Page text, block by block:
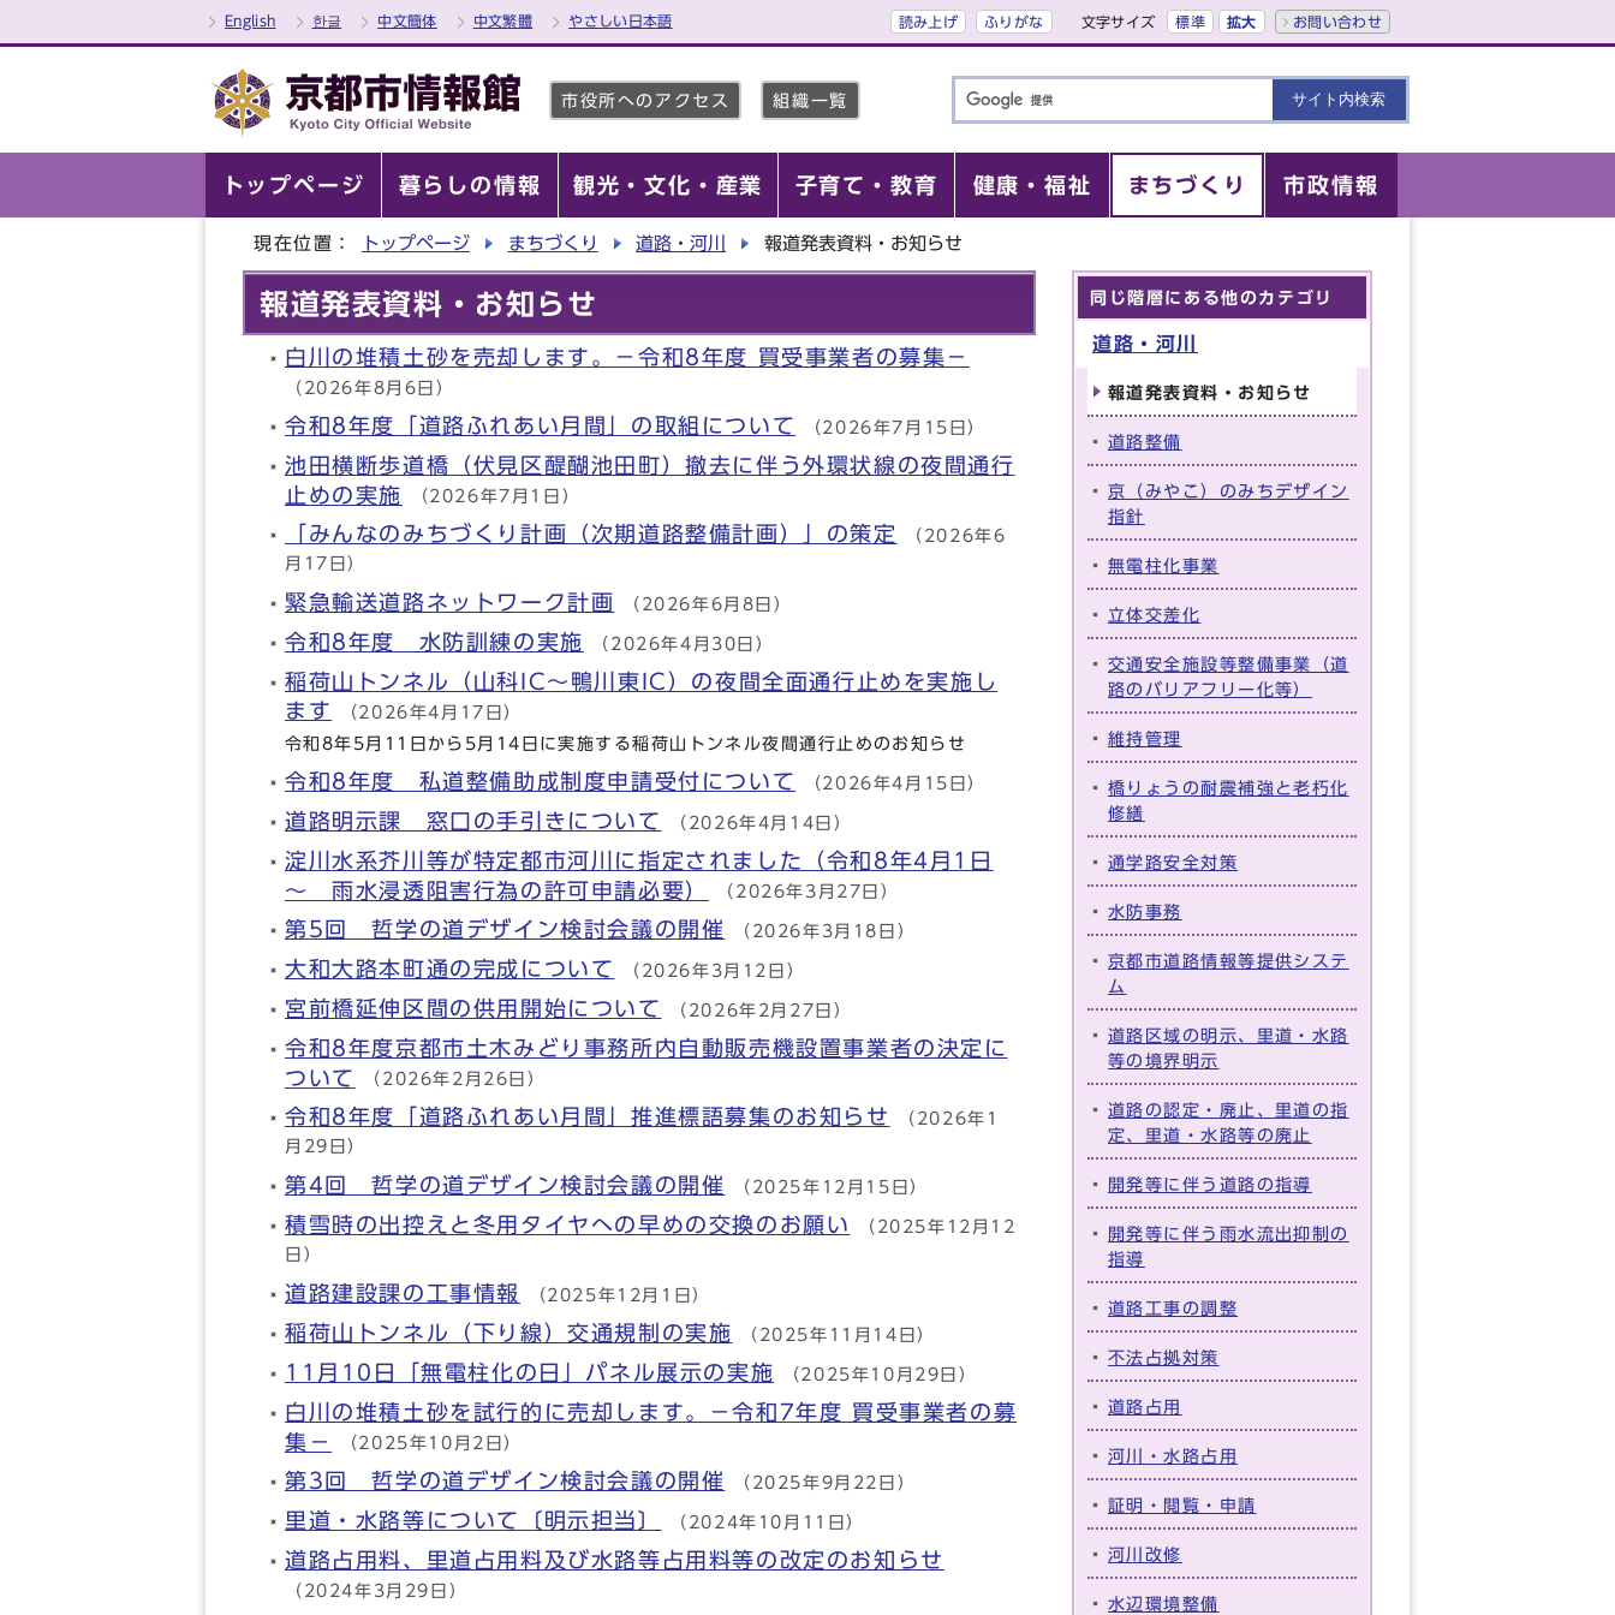
English 한글 中文簡体 中文繁體 やさしい日本語 読み上げ ふりがな 文字サイズ 標準 拡大 お問い合わせ
市役所へのアクセス 組織一覧
トップページ 暮らしの情報 観光・文化・産業 子育て・教育 健康・福祉 まちづくり 市政情報
現在位置： トップページ まちづくり 道路・河川 報道発表資料・お知らせ
報道発表資料・お知らせ
白川の堆積土砂を売却します。－令和8年度 買受事業者の募集－
（2026年8月6日）
令和8年度「道路ふれあい月間」の取組について （2026年7月15日）
池田横断歩道橋（伏見区醍醐池田町）撤去に伴う外環状線の夜間通行
止めの実施 （2026年7月1日）
「みんなのみちづくり計画（次期道路整備計画）」の策定 （2026年6
月17日）
緊急輸送道路ネットワーク計画 （2026年6月8日）
令和8年度 水防訓練の実施 （2026年4月30日）
稲荷山トンネル（山科IC～鴨川東IC）の夜間全面通行止めを実施し
ます
（2026年4月17日）
令和8年5月11日から5月14日に実施する稲荷山トンネル夜間通行止めのお知らせ
令和8年度 私道整備助成制度申請受付について （2026年4月15日）
道路明示課 窓口の手引きについて （2026年4月14日）
淀川水系芥川等が特定都市河川に指定されました（令和8年4月1日
～ 雨水浸透阻害行為の許可申請必要） （2026年3月27日）
第5回 哲学の道デザイン検討会議の開催 （2026年3月18日）
大和大路本町通の完成について （2026年3月12日）
宮前橋延伸区間の供用開始について （2026年2月27日）
令和8年度京都市土木みどり事務所内自動販売機設置事業者の決定に
ついて （2026年2月26日）
令和8年度「道路ふれあい月間」推進標語募集のお知らせ （2026年1
月29日）
第4回 哲学の道デザイン検討会議の開催 （2025年12月15日）
積雪時の出控えと冬用タイヤへの早めの交換のお願い （2025年12月12
日）
道路建設課の工事情報 （2025年12月1日）
稲荷山トンネル（下り線）交通規制の実施 （2025年11月14日）
11月10日「無電柱化の日」パネル展示の実施 （2025年10月29日）
白川の堆積土砂を試行的に売却します。－令和7年度 買受事業者の募
集－ （2025年10月2日）
第3回 哲学の道デザイン検討会議の開催 （2025年9月22日）
里道・水路等について〔明示担当〕 （2024年10月11日）
道路占用料、里道占用料及び水路等占用料等の改定のお知らせ
（2024年3月29日）
同じ階層にある他のカテゴリ
道路・河川
報道発表資料・お知らせ
道路整備
京（みやこ）のみちデザイン
指針
無電柱化事業
立体交差化
交通安全施設等整備事業（道
路のバリアフリー化等）
維持管理
橋りょうの耐震補強と老朽化
修繕
通学路安全対策
水防事務
京都市道路情報等提供システ
ム
道路区域の明示、里道・水路
等の境界明示
道路の認定・廃止、里道の指
定、里道・水路等の廃止
開発等に伴う道路の指導
開発等に伴う雨水流出抑制の
指導
道路工事の調整
不法占拠対策
道路占用
河川・水路占用
証明・閲覧・申請
河川改修
水辺環境整備